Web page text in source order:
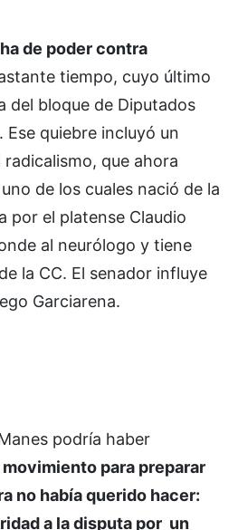
de poder contra
tiempo, cuyo último
del bloque de Diputados
Ese quiebre incluyó un
que ahora
de los cuales nació de la
por el platense Claudio
al neurólogo y tiene
la CC. El senador influye
Garciarena.
podría haber
para preparar
no había querido hacer:
a la disputa por un